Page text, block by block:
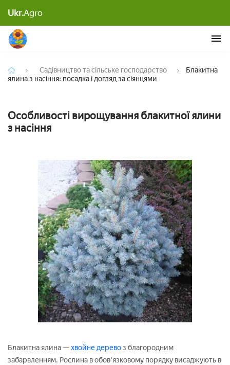
Ukr.Agroсіянцями
Садівництво та сільське господарство
Блакитна
ялина з насіння: посадка і догляд за сіянцями
Особливості вирощування блакитної ялини
з насіння
Блакитна ялина —хвойне деревоз благородним
забарвленням. Рослина в обов'язковому порядку висаджують в